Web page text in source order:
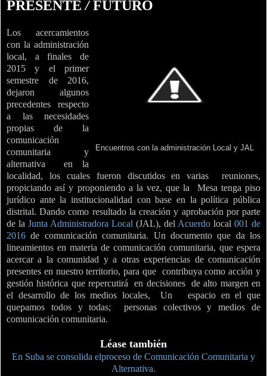
PRESENTE/FUTURO
Encuentros con la administración Local y JAL
Los acercamientos
con la administración
local, a finales de
2015 y el primer
semestre de 2016,
dejaron algunos
precedentes respecto
a las necesidades
propias de la
comunicación
comunitaria y
alternativa
en la
localidad, los cuales fueron discutidos en varias
reuniones,
propiciando así y proponiendo a la vez, que la
Mesa tenga piso
jurídico ante la institucionalidad con base en la política pública
distrital. Dando como resultado la creación y aprobación por parte
de la Junta Administradora Local (JAL), del Acuerdo local 001 de
2016 de comunicación comunitaria. Un documento que da los
lineamientos en materia de comunicación comunitaria, que espera
acercar a la comunidad y a otras experiencias de comunicación
presentes en nuestro territorio, para que contribuya como acción y
gestión histórica que repercutirá
en decisiones
de alto margen en
el desarrollo de los medios locales, Un espacio en el que
quepamos todos y todas;
personas colectivos y medios de
comunicación comunitaria.
Léase también
En Suba se consolida elproceso de Comunicación Comunitaria y
Alternativa.